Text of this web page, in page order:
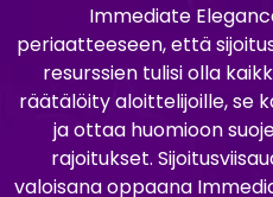
Immediate
periaatteeseen, että
resurssien tulisi olla
räätälöity aloittelijoille, se
ja ottaa huomioon
rajoitukset.
valoisana oppaana